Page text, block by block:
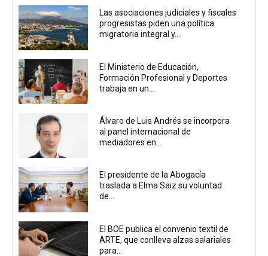
Las asociaciones judiciales y fiscales
progresistas piden una política
migratoria integral y...
El Ministerio de Educación,
Formación Profesional y Deportes
trabaja en un...
Álvaro de Luis Andrés se incorpora
al panel internacional de
mediadores en...
El presidente de la Abogacía
traslada a Elma Saiz su voluntad
de...
El BOE publica el convenio textil de
ARTE, que conlleva alzas salariales
para...